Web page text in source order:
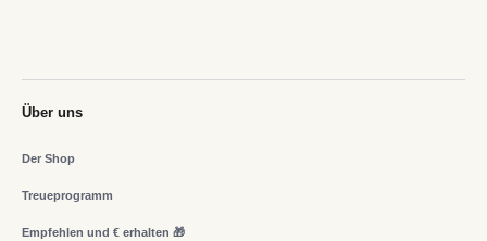
Über uns
Der Shop
Treueprogramm
Empfehlen und € erhalten 🎁